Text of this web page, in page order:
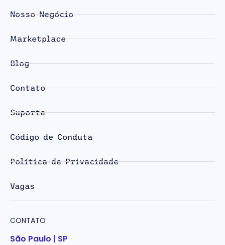
Nosso Negócio
Marketplace
Blog
Contato
Suporte
Código de Conduta
Política de Privacidade
Vagas
CONTATO
São Paulo | SP